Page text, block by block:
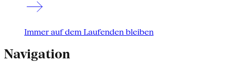
Immer auf dem Laufenden bleiben
Navigation